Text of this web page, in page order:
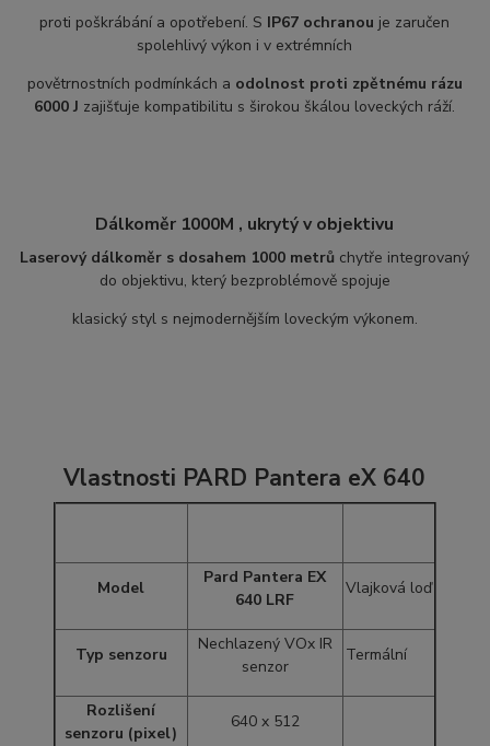
proti poškrábání a opotřebení. S IP67 ochranou je zaručen
spolehlivý výkon i v extrémních
povětrnostních podmínkách a odolnost proti zpětnému rázu
6000 J zajišťuje kompatibilitu s širokou škálou loveckých ráží.
Dálkoměr 1000M , ukrytý v objektivu
Laserový dálkoměr s dosahem 1000 metrů chytře integrovaný
do objektivu, který bezproblémově spojuje
klasický styl s nejmodernějším loveckým výkonem.
Vlastnosti PARD Pantera eX 640
Model
Pard Pantera EX
640 LRF
Vlajková loď
Typ senzoru
Nechlazený VOx IR
senzor
Termální
Rozlišení
senzoru (pixel)
640 x 512